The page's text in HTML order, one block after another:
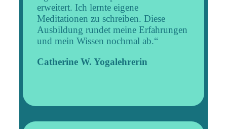
erweitert. Ich lernte eigene
Meditationen zu schreiben. Diese
Ausbildung rundet meine Erfahrungen
und mein Wissen nochmal ab.“
Catherine W. Yogalehrerin